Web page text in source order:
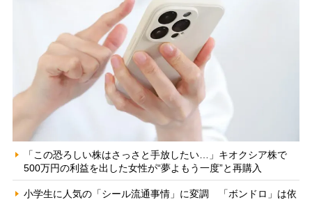
「この恐ろしい株はさっさと手放したい…」キオクシア株で
500万円の利益を出した女性が“夢よもう一度”と再購入
小学生に人気の「シール流通事情」に変調 「ボンドロ」は依